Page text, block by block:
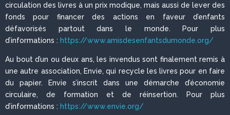
circulation des livres à un prix modique, mais aussi de lever des
fonds pour financer des actions en faveur d’enfants
défavorisés partout dans le monde. Pour plus
d’informations : https://www.amisdesenfantsdumonde.org/
Au bout d’un ou deux ans, les invendus sont finalement remis à
une autre association, Envie, qui recycle les livres pour en faire
du papier. Envie s’inscrit dans une démarche d’économie
circulaire, de formation et de réinsertion. Pour plus
d’informations : https://www.envie.org/